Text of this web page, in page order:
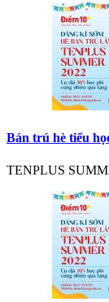
Bán trú hè tiểu
TENPLUS